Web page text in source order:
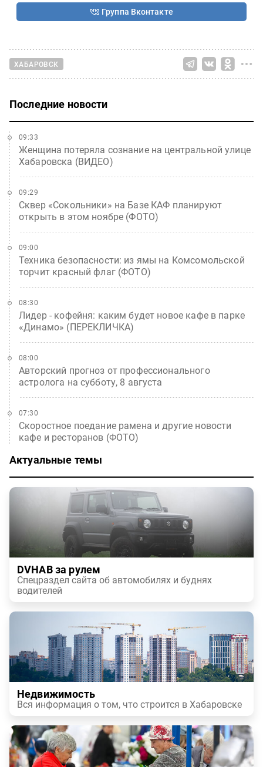
Группа Вконтакте
ХАБАРОВСК
Последние новости
Женщина потеряла сознание на центральной улице
Хабаровска (ВИДЕО)
09:33
Сквер «Сокольники» на Базе КАФ планируют
открыть в этом ноябре (ФОТО)
09:29
Техника безопасности: из ямы на Комсомольской
торчит красный флаг (ФОТО)
09:00
Лидер - кофейня: каким будет новое кафе в парке
«Динамо» (ПЕРЕКЛИЧКА)
08:30
Авторский прогноз от профессионального
астролога на субботу, 8 августа
08:00
Скоростное поедание рамена и другие новости
кафе и ресторанов (ФОТО)
07:30
Актуальные темы
DVHAB за рулем
Спецраздел сайта об автомобилях и буднях
водителей
Недвижимость
Вся информация о том, что строится в Хабаровске